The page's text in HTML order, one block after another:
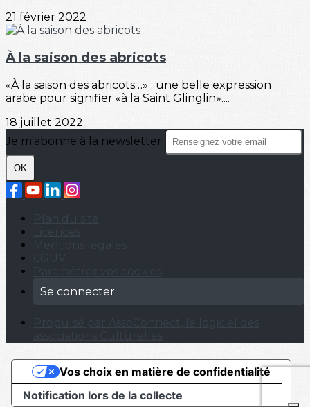
21 février 2022
À la saison des abricots
«À la saison des abricots…» : une belle expression
arabe pour signifier «à la Saint Glinglin»....
18 juillet 2022
Je m'abonne à la newsletter
OK
Se connecter
Notification lors de la collecte
Vos choix en matière de confidentialité